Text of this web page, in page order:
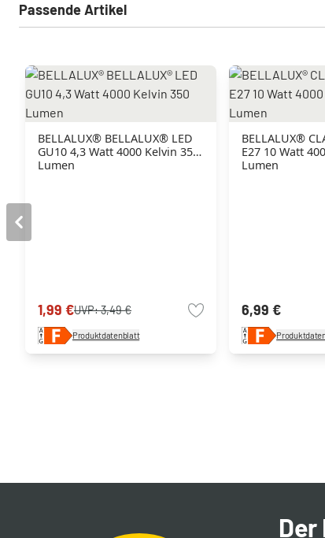
Passende Artikel
BELLALUX® BELLALUX® LED
GU10 4,3 Watt 4000 Kelvin 350
Lumen
1,99 €UVP:3,49 €
Produktdatenblatt
BELLALUX®
E27 10 Watt
Lumen
6,99 €